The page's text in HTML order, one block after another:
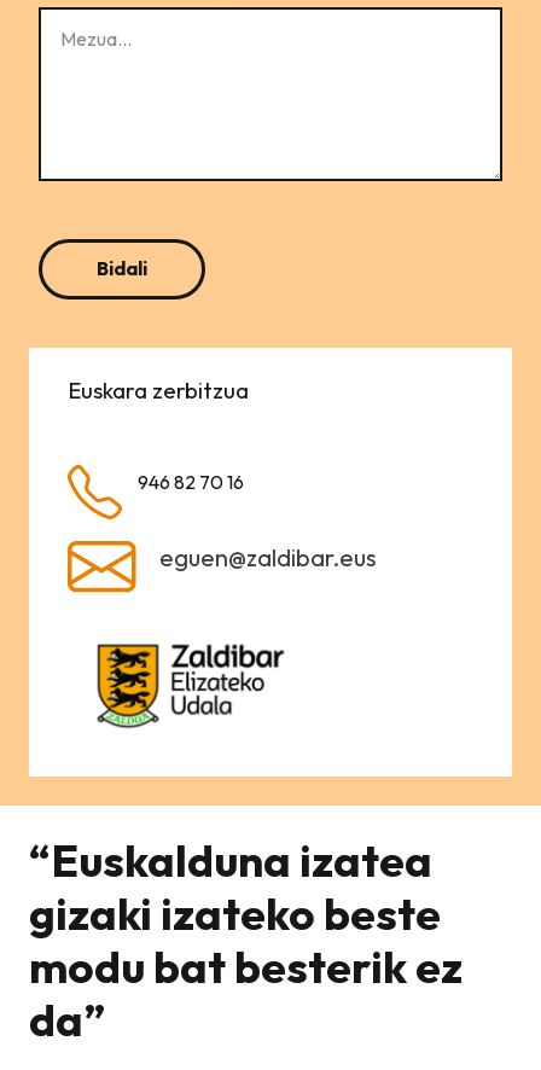
Euskara zerbitzua
946 82 70 16
eguen@zaldibar.eus
“Euskalduna izatea
gizaki izateko beste
modu bat besterik ez
da”